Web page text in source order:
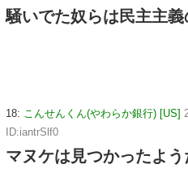
騒いでた奴らは民主主義
18: こんせんくん(やわらか銀行) [US]
ID:iantrSlf0
マヌケは見つかったよう